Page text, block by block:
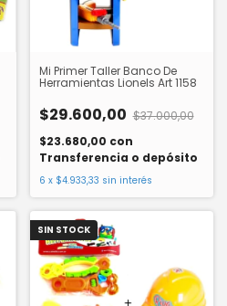
Mi Primer Taller Banco De
Herramientas Lionels Art 1158
$29.600,00 $37.000,00
$23.680,00 con
Transferencia o depósito
6 x $4.933,33 sin interés
SIN STOCK